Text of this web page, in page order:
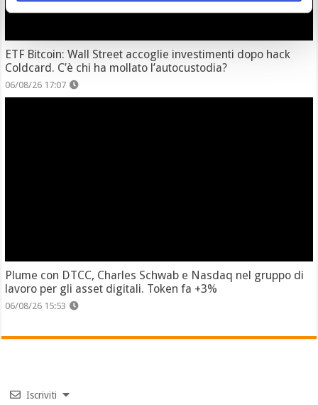
ETF Bitcoin: Wall Street accoglie investimenti dopo hack
Coldcard. C’è chi ha mollato l’autocustodia?
06/08/26 17:07
Plume con DTCC, Charles Schwab e Nasdaq nel gruppo di
lavoro per gli asset digitali. Token fa +3%
06/08/26 15:53
Iscriviti